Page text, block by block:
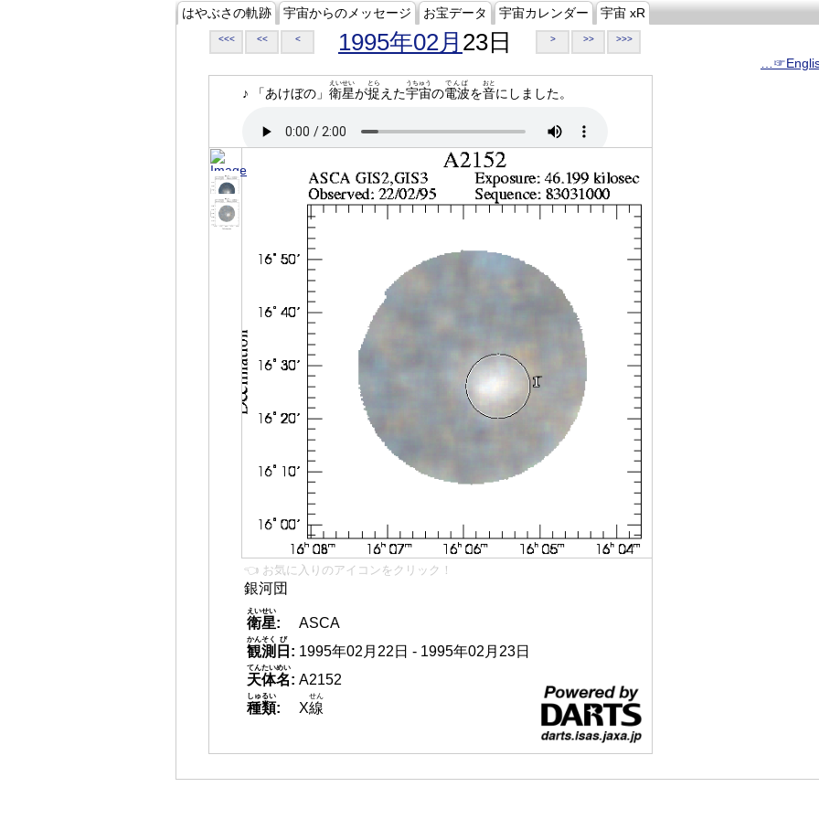
はやぶさの軌跡 宇宙からのメッセージ お宝データ 宇宙カレンダー 宇宙 xR
<<< << < 1995年02月 23日 > >> >>>
♪ 「あけぼの」 衛星
えいせい
が捉
とら
えた宇宙
うちゅう
の電波
でんぱ
を音
おと
にしました。
👈 お気に入りのアイコンをクリック！
銀河団
衛星
えいせい
:
ASCA
観測
かんそく
日
び
: 1995年02月22日 - 1995年02月23日
天体名
てんたいめい
: A2152
種類
しゅるい
: X線
せん